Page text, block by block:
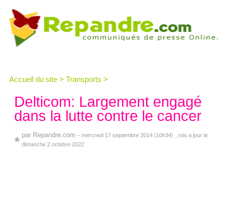
Accueil du site > Transports >
Delticom: Largement engagé
dans la lutte contre le cancer
par Repandre.com - mercredi 17 septembre 2014 (10h34)
, mis a jour le
dimanche 2 octobre 2022